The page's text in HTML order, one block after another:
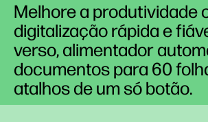
Melhore a produtividade
digitalização rápida e
verso, alimentador
documentos para 60
atalhos de um só botão.